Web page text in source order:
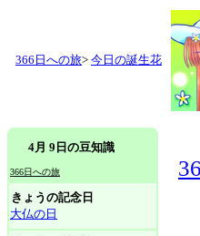
366日への旅> 今日の誕生花
4月 9日の豆知識
366日への旅
きょうの記念日
大仏の日